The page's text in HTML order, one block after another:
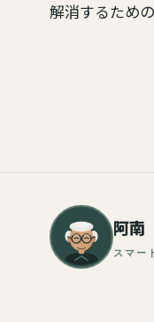
解消するため
阿南
スマー